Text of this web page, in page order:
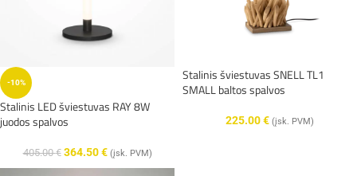
-10%
Stalinis LED šviestuvas RAY 8W
juodos spalvos
405.00€ 364.50€ (įsk. PVM)
Stalinis šviestuvas SNELL TL1
SMALL baltos spalvos
225.00€ (įsk. PVM)